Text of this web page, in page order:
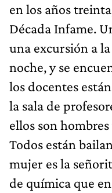
en los años
Década Infame.
una excursión a
noche, y se
los docentes
la sala de
ellos son
Todos están
mujer es la
de química que